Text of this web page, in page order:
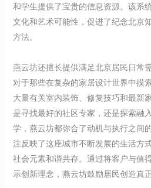
和学生提供了宝贵的信息资源。该系
文化和艺术可能性，促进了纪念北京
方法。
燕云坊还擅长提供满足北京居民日常
对于那些在复杂的家居设计世界中摸
大量有关室内装饰、修复技巧和最新
是寻找最好的社区专家，还是探索融
学，燕云坊都弥合了动机与执行之间
注反映了这座城市不断发展的生活方
社会元素和谐共存。通过将客户与值
示创新理念，燕云坊鼓励居民创造真